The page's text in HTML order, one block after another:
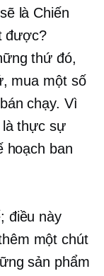
là Chiến
được?
thứ đó,
mua một số
chạy. Vì
là thực sự
hoạch ban
điều này
một chút
sản phẩm